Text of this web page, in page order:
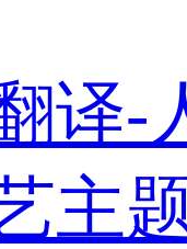
译-
主